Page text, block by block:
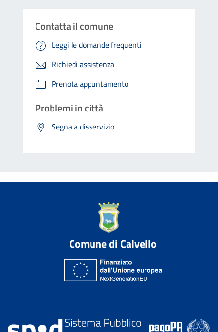
Contatta il comune
Leggi le domande frequenti
Richiedi assistenza
Prenota appuntamento
Problemi in città
Segnala disservizio
Comune di Calvello